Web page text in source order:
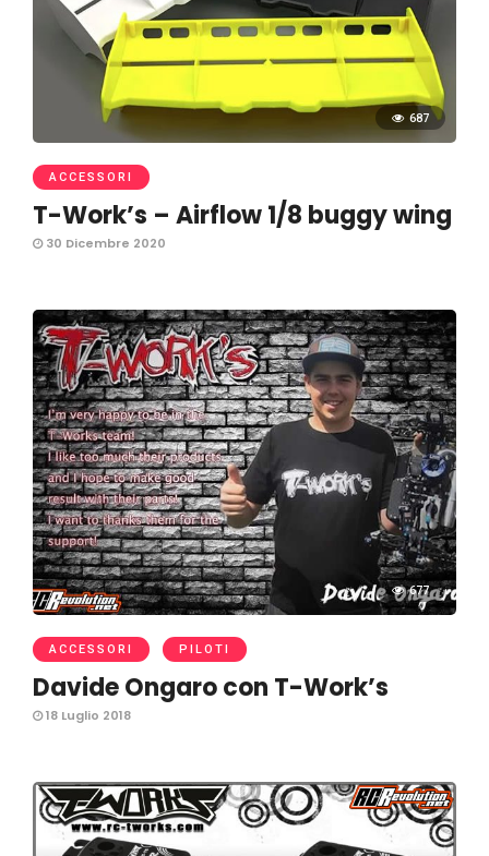
687
ACCESSORI
T-Work’s – Airflow 1/8 buggy wing
30 Dicembre 2020
677
ACCESSORI PILOTI
Davide Ongaro con T-Work’s
18 Luglio 2018